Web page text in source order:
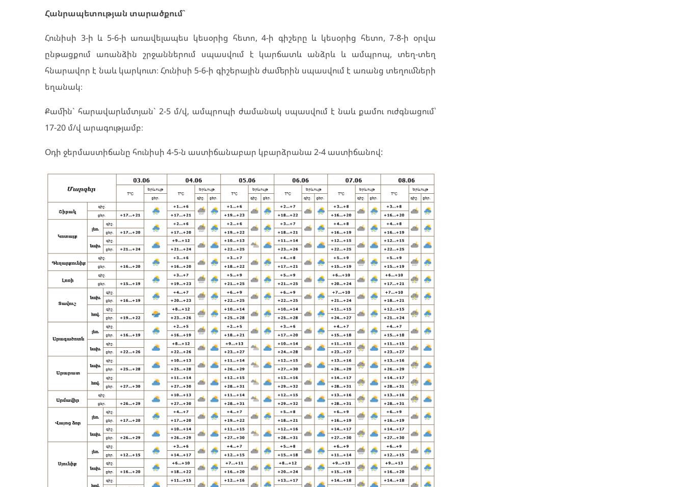
Հանրապետության տարածքում`
Հունիսի 3-ի և 5-6-ի առավելապես կեսօրից հետո, 4-ի գիշերը և կեսօրից հետո, 7-8-ի օրվա
ընթացքում առանձին շրջաններում սպասվում է կարճատև անձրև և ամպրոպ, տեղ-տեղ
հնարավոր է նաև կարկուտ։ Հունիսի 5-6-ի գիշերային ժամերին սպասվում է առանց տեղումների
եղանակ։
Քամին` հարավարևմտյան` 2-5 մ/վ, ամպրոպի ժամանակ սպասվում է նաև քամու ուժգնացում՝
17-20 մ/վ արագությամբ։
Օդի ջերմաստիճանը հունիսի 4-5-ն աստիճանաբար կբարձրանա 2-4 աստիճանով: